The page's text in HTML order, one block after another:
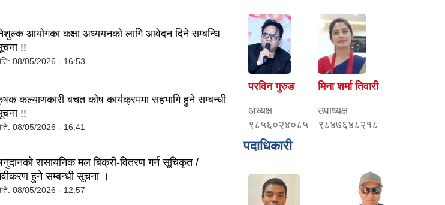
आयोगका कक्षा अध्ययनको लागि आवेदन दिने सम्बन्धि
!!
08/05/2026 - 16:53
कल्याणकारी बचत कोष कार्यक्रममा सहभागि हुने सम्बन्धी
!!
08/05/2026 - 16:41
रासायनिक मल बिक्री-वितरण गर्न सूचिकृत /
हुने सम्बन्धी सूचना ।
08/05/2026 - 12:57
परविन गुरुङ
अध्यक्ष
९८५६०२४०८५
मिना शर्मा तिवारी
उपाध्यक्ष
९८४७६४८२१८
पदाधिकारी